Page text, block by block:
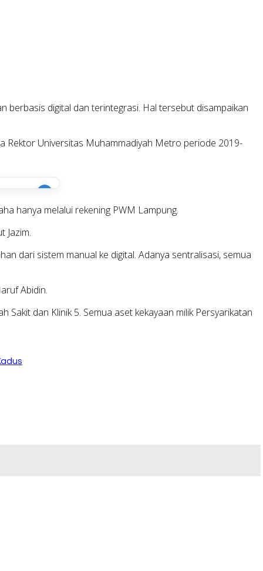
berbasis digital dan terintegrasi. Hal tersebut disampaikan
Rektor Universitas Muhammadiyah Metro periode 2019-
i
hanya melalui rekening PWM Lampung.
Jazim.
dari sistem manual ke digital. Adanya sentralisasi, semua
Abidin.
Sakit dan Klinik 5. Semua aset kekayaan milik Persyarikatan